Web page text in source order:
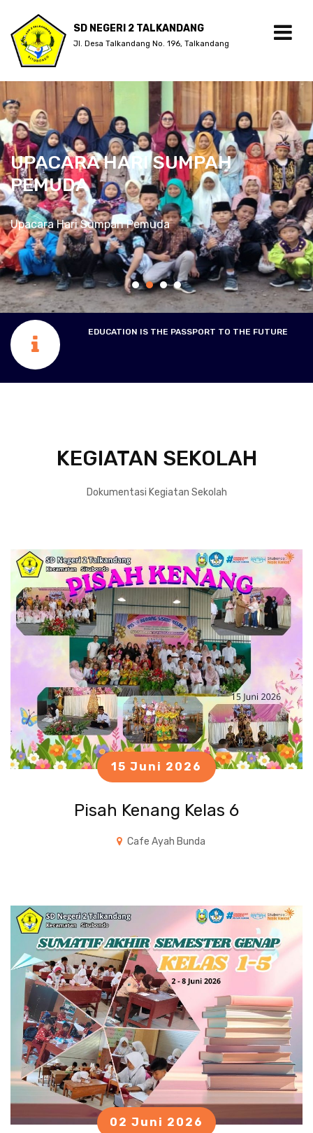
SD NEGERI 2 TALKANDANG
Jl. Desa Talkandang No. 196, Talkandang
UPACARA HARI SUMPAH
PEMUDA
Upacara Hari Sumpah Pemuda
EDUCATION IS THE PASSPORT TO THE FUTURE
KEGIATAN SEKOLAH
Dokumentasi Kegiatan Sekolah
15 Juni 2026
Pisah Kenang Kelas 6
Cafe Ayah Bunda
02 Juni 2026